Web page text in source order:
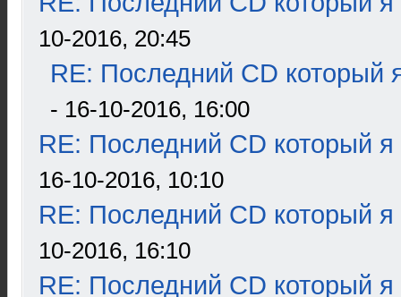
10-2016, 20:45
RE: Последний CD который
- 16-10-2016, 16:00
RE: Последний CD который я
16-10-2016, 10:10
RE: Последний CD который я
10-2016, 16:10
RE: Последний CD который я